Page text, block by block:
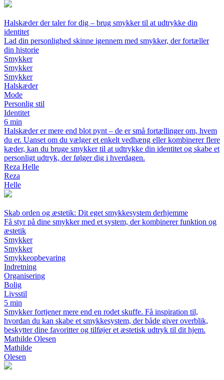
Halskæder der taler for dig – brug smykker til at udtrykke din
identitet
Lad din personlighed skinne igennem med smykker, der fortæller
din historie
Smykker
Smykker
Smykker
Halskæder
Mode
Personlig stil
Identitet
6 min
Halskæder er mere end blot pynt – de er små fortællinger om, hvem
du er. Uanset om du vælger et enkelt vedhæng eller kombinerer flere
kæder, kan du bruge smykker til at udtrykke din identitet og skabe et
personligt udtryk, der følger dig i hverdagen.
Reza Helle
Reza
Helle
Skab orden og æstetik: Dit eget smykkesystem derhjemme
Få styr på dine smykker med et system, der kombinerer funktion og
æstetik
Smykker
Smykker
Smykkeopbevaring
Indretning
Organisering
Bolig
Livsstil
5 min
Smykker fortjener mere end en rodet skuffe. Få inspiration til,
hvordan du kan skabe et smykkesystem, der både giver overblik,
beskytter dine favoritter og tilføjer et æstetisk udtryk til dit hjem.
Mathilde Olesen
Mathilde
Olesen